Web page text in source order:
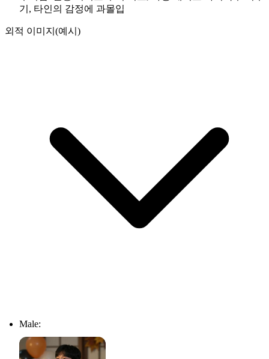
기, 타인의 감정에 과몰입
외적 이미지(예시)
Male: